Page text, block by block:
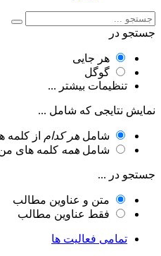
جستجو در
هر جایی
گوگل
تنظیمات بیشتر ...
نمایش نتایجی که شامل ...
شامل هر کدام از
شامل همه کلمه های
جستجو در ...
متن و عناوین مطالب
فقط عناوین مطالب
تمامی فعالیت ها